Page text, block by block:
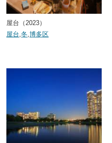
屋台（2023）
屋台,冬,博多区